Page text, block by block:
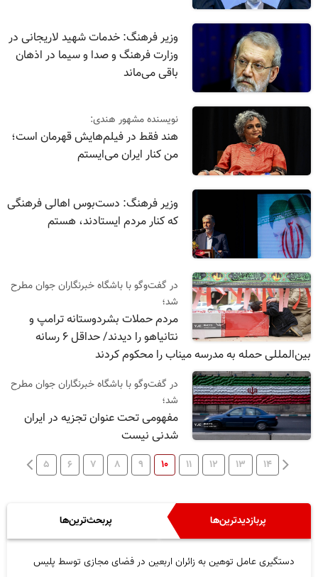
وزیر فرهنگ: خدمات شهید لاریجانی در
وزارت فرهنگ و صدا و سیما در اذهان
باقی می‌ماند
نویسنده مشهور هندی:
هند فقط در فیلم‌هایش قهرمان است؛
من کنار ایران می‌ایستم
وزیر فرهنگ: دست‌بوس اهالی فرهنگی
که کنار مردم ایستادند، هستم
در گفت‌و‌گو با باشگاه خبرنگاران جوان مطرح
شد؛
مردم حملات بشردوستانه ترامپ و
نتانیاهو را دیدند/ حداقل ۶ رسانه
بین‌المللی حمله به مدرسه میناب را محکوم کردند
در گفت‌و‌گو با باشگاه خبرنگاران جوان مطرح
شد؛
مفهومی تحت عنوان تجزیه در ایران
شدنی نیست
۵ ۶ ۷ ۸ ۹ ۱۰ ۱۱ ۱۲ ۱۳ ۱۴
پربازدیدترین‌ها پربحث‌ترین‌ها
دستگیری عامل توهین به زائران اربعین در فضای مجازی توسط پلیس